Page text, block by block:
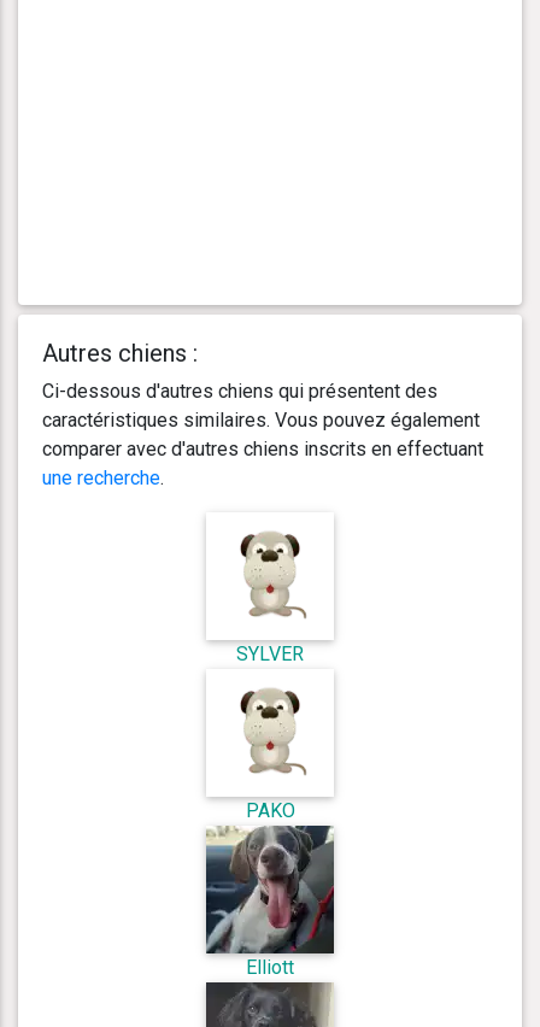
Autres chiens :
Ci-dessous d'autres chiens qui présentent des
caractéristiques similaires. Vous pouvez également
comparer avec d'autres chiens inscrits en effectuant
une recherche.
SYLVER
PAKO
Elliott